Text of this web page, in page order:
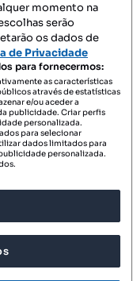
S.A.
momento na
serão
os dados de
de Privacidade
para fornecermos:
as características
através de estatísticas
e/ou aceder a
publicidade. Criar perfis
personalizada.
para selecionar
dados limitados para
personalizada.